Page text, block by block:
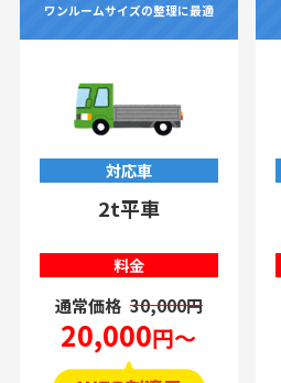
ワンルームサイズの整理に最適
対応車
2t平車
料金
通常価格 30,000円
20,000円～